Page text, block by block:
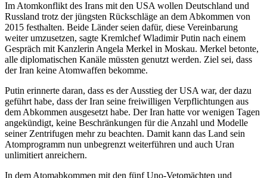
Im Atomkonflikt des Irans mit den USA wollen Deutschland und
Russland trotz der jüngsten Rückschläge an dem Abkommen von
2015 festhalten. Beide Länder seien dafür, diese Vereinbarung
weiter umzusetzen, sagte Kremlchef Wladimir Putin nach einem
Gespräch mit Kanzlerin Angela Merkel in Moskau. Merkel betonte,
alle diplomatischen Kanäle müssten genutzt werden. Ziel sei, dass
der Iran keine Atomwaffen bekomme.
Putin erinnerte daran, dass es der Ausstieg der USA war, der dazu
geführt habe, dass der Iran seine freiwilligen Verpflichtungen aus
dem Abkommen ausgesetzt habe. Der Iran hatte vor wenigen Tagen
angekündigt, keine Beschränkungen für die Anzahl und Modelle
seiner Zentrifugen mehr zu beachten. Damit kann das Land sein
Atomprogramm nun unbegrenzt weiterführen und auch Uran
unlimitiert anreichern.
In dem Atomabkommen mit den fünf Uno-Vetomächten und